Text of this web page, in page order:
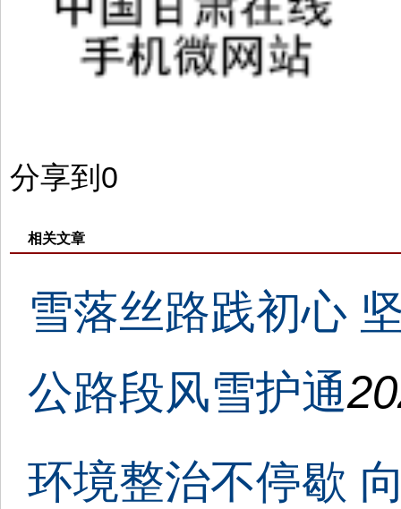
分享到 0
相关文章
雪落丝路践初心
公路段风雪护通
环境整治不停歇